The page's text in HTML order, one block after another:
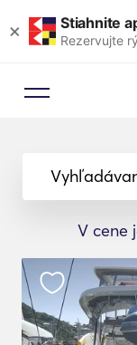
× Stiahnite
Rezervujte
V cene